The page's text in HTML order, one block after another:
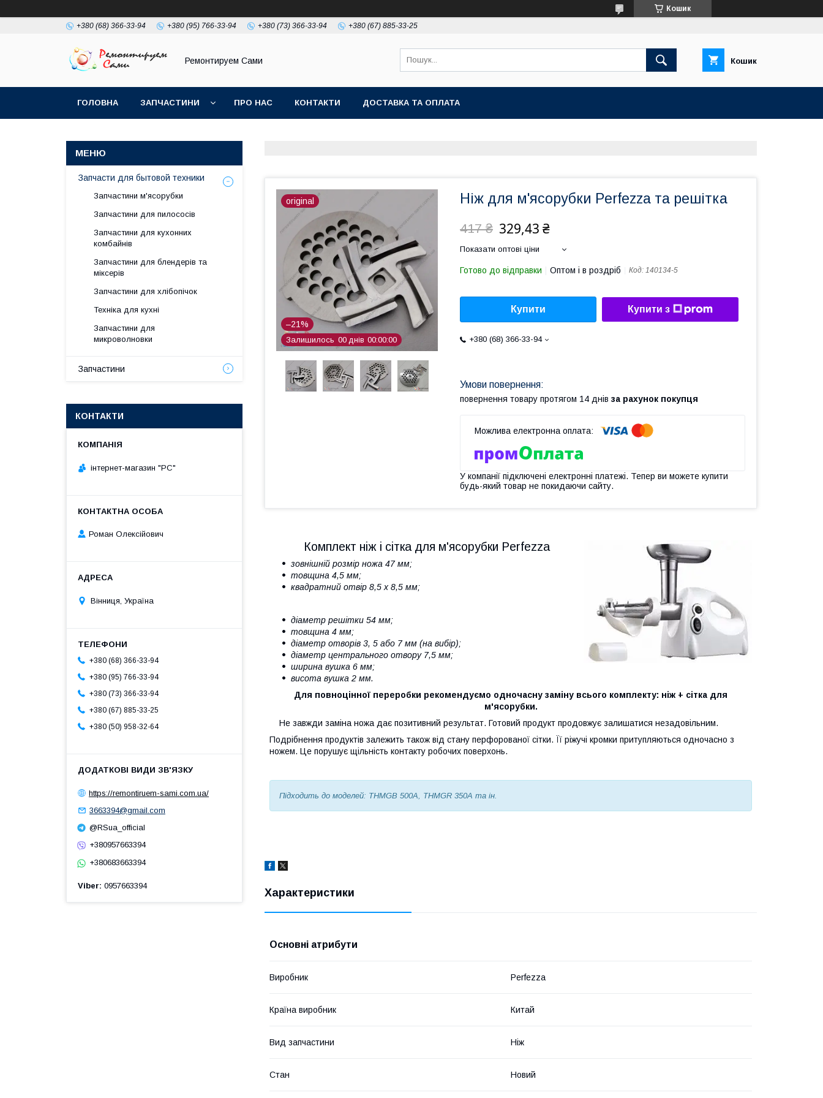
Кошик
+380 (68) 366-33-94 +380 (95) 766-33-94 +380 (73) 366-33-94 +380 (67) 885-33-25
Ремонтируем Сами Кошик
ГОЛОВНА ЗАПЧАСТИНИ ПРО НАС КОНТАКТИ ДОСТАВКА ТА ОПЛАТА
original
–21%
Залишилось 00 днів 00 00 00
Ніж для м'ясорубки Perfezza та решітка
417 ₴ 329,43 ₴
Показати оптові ціни
Готово до відправки Оптом і в роздріб Код: 140134-5
Купити Купити з
+380 (68) 366-33-94
повернення товару протягом 14 днів за рахунок покупця
У компанії підключені електронні платежі. Тепер ви можете купити
будь-який товар не покидаючи сайту.
Комплект ніж і сітка для м'ясорубки Perfezza
зовнішній розмір ножа 47 мм;
товщина 4,5 мм;
квадратний отвір 8,5 x 8,5 мм;
діаметр решітки 54 мм;
товщина 4 мм;
діаметр отворів 3, 5 або 7 мм (на вибір);
діаметр центрального отвору 7,5 мм;
ширина вушка 6 мм;
висота вушка 2 мм.
Для повноцінної переробки рекомендуємо одночасну заміну всього комплекту: ніж + сітка для
м'ясорубки.
Не завжди заміна ножа дає позитивний результат. Готовий продукт продовжує залишатися незадовільним.
Подрібнення продуктів залежить також від стану перфорованої сітки. Її ріжучі кромки притупляються одночасно з
ножем. Це порушує щільність контакту робочих поверхонь.
Підходить до моделей: THMGB 500A, THMGR 350A та ін.
Характеристики
Основні атрибути
Виробник Perfezza
Країна виробник Китай
Вид запчастини Ніж
Стан Новий
Запчасти для бытовой техники
Запчастини м'ясорубки
Запчастини для пилососів
Запчастини для кухонних
комбайнів
Запчастини для блендерів та
міксерів
Запчастини для хлібопічок
Техніка для кухні
Запчастини для
микроволновки
Запчастини
КОНТАКТИ
інтернет-магазин "РС"
Роман Олексійович
Вінниця, Україна
+380 (68) 366-33-94
+380 (95) 766-33-94
+380 (73) 366-33-94
+380 (67) 885-33-25
+380 (50) 958-32-64
https://remontiruem-sami.com.ua/
3663394@gmail.com
@RSua_official
+380957663394
+380683663394
Viber 0957663394